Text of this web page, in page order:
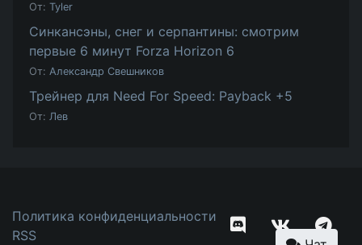
От: Tyler
Синкансэны, снег и серпантины: смотрим
первые 6 минут Forza Horizon 6
От: Александр Свешников
Трейнер для Need For Speed: Payback +5
От: Лев
Политика конфиденциальности
RSS